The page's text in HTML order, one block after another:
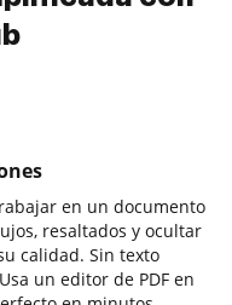
en un documento
resaltados y ocultar
calidad. Sin texto
un editor de PDF en